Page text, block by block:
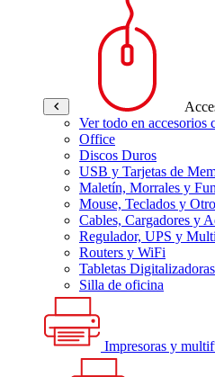
Ver todo en accesorios
Office
Discos Duros
USB y Tarjetas de
Maletín, Morrales y
Mouse, Teclados y
Cables, Cargadores y
Regulador, UPS y
Routers y WiFi
Tabletas Digitalizadoras
Silla de oficina
Impresoras y